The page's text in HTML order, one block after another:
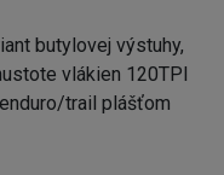
butylovej výstuhy,
vlákien 120TPI
trail plášťom